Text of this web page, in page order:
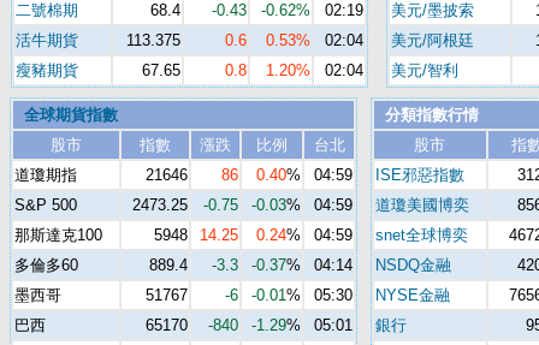
二號棉期
68.4 -0.43 -0.62%
02:19
活牛期貨
113.375 0.6 0.53%
02:04
瘦豬期貨
67.65 0.8 1.20% 02:04
美元/墨披索
美元/阿根廷
美元/智利
全球期貨指數
股市
指數 漲跌 比例
台北
道瓊期指
21646 86 0.40%
04:59
S&P 500
2473.25 -0.75 -0.03%
04:59
那斯達克100
5948 14.25 0.24%
04:59
多倫多60
889.4 -3.3 -0.37%
04:14
墨西哥
51767 -6 -0.01%
05:30
巴西
65170 -840 -1.29%
05:01
分類指數行情
股市
指
ISE邪惡指數
道瓊美國博奕
snet全球博奕
NSDQ金融
NYSE金融
銀行